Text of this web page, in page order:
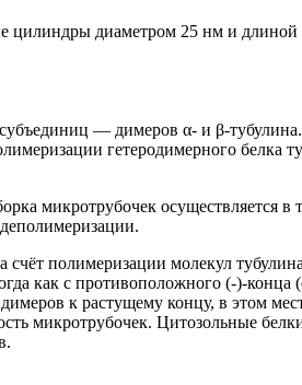
диаметром 25 нм и
— димеров α- и β-
гетеродимерного белка
микротрубочек осуществляется в
счёт полимеризации молекул
как с противоположного (-)-
к растущему концу, в этом
микротрубочек. Цитозольные